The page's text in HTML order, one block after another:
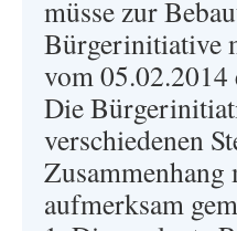
müsse zur
Bürgerinitiative
vom
Die
verschiedenen
aufmerksam